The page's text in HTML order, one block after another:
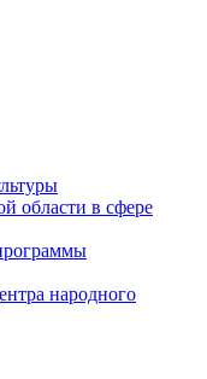
области в сфере
народного